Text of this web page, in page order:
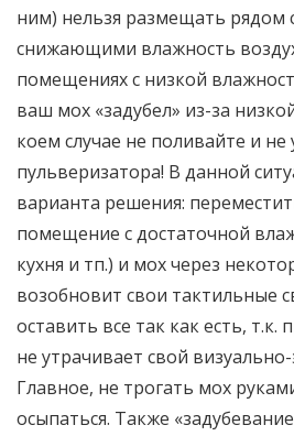
ним) нельзя размещать рядом
снижающими влажность
помещениях с низкой
ваш мох «задубел» из-за
коем случае не поливайте и не
пульверизатора! В данной
варианта решения:
помещение с достаточной
кухня и тп.) и мох через
возобновит свои тактильные
оставить все так как есть,
не утрачивает свой
Главное, не трогать мох
осыпаться. Также